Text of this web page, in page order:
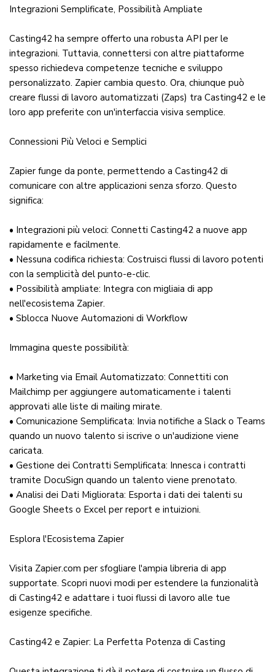
Integrazioni Semplificate, Possibilità Ampliate
Casting42 ha sempre offerto una robusta API per le
integrazioni. Tuttavia, connettersi con altre piattaforme
spesso richiedeva competenze tecniche e sviluppo
personalizzato. Zapier cambia questo. Ora, chiunque può
creare flussi di lavoro automatizzati (Zaps) tra Casting42 e le
loro app preferite con un'interfaccia visiva semplice.
Connessioni Più Veloci e Semplici
Zapier funge da ponte, permettendo a Casting42 di
comunicare con altre applicazioni senza sforzo. Questo
significa:
• Integrazioni più veloci: Connetti Casting42 a nuove app
rapidamente e facilmente.
• Nessuna codifica richiesta: Costruisci flussi di lavoro potenti
con la semplicità del punto-e-clic.
• Possibilità ampliate: Integra con migliaia di app
nell'ecosistema Zapier.
• Sblocca Nuove Automazioni di Workflow
Immagina queste possibilità:
• Marketing via Email Automatizzato: Connettiti con
Mailchimp per aggiungere automaticamente i talenti
approvati alle liste di mailing mirate.
• Comunicazione Semplificata: Invia notifiche a Slack o Teams
quando un nuovo talento si iscrive o un'audizione viene
caricata.
• Gestione dei Contratti Semplificata: Innesca i contratti
tramite DocuSign quando un talento viene prenotato.
• Analisi dei Dati Migliorata: Esporta i dati dei talenti su
Google Sheets o Excel per report e intuizioni.
Esplora l'Ecosistema Zapier
Visita Zapier.com per sfogliare l'ampia libreria di app
supportate. Scopri nuovi modi per estendere la funzionalità
di Casting42 e adattare i tuoi flussi di lavoro alle tue
esigenze specifiche.
Casting42 e Zapier: La Perfetta Potenza di Casting